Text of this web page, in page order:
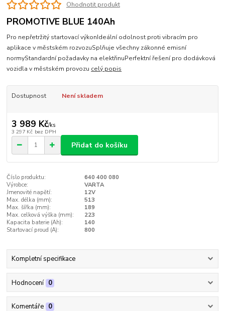
Ohodnotit produkt
PROMOTIVE BLUE 140Ah
Pro nepřetržitý startovací výkonIdeální odolnost proti vibracím pro
aplikace v městském rozvozuSplňuje všechny zákonné emisní
normyStandardní požadavky na elektřinuPerfektní řešení pro dodávková
vozidla v městském provozu celý popis
Dostupnost Není skladem
3 989 Kč/ks
3 297 Kč bez DPH
Přidat do košíku
Číslo produktu:
640 400 080
Výrobce:
VARTA
Jmenovité napětí:
12V
Max. délka (mm):
513
Max. šířka (mm):
189
Max. celková výška (mm):
223
Kapacita baterie (Ah):
140
Startovací proud (A):
800
Kompletní specifikace
Hodnocení 0
Komentáře 0